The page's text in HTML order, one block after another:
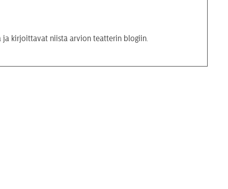
kirjoittavat niistä arvion teatterin blogiin.